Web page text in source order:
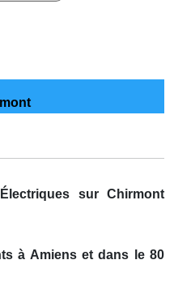
sur Chirmont
à Amiens et dans le 80